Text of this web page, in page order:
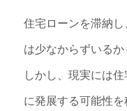
住宅ローンを滞納
は少なからずいるか
しかし、現実には
に発展する可能性を